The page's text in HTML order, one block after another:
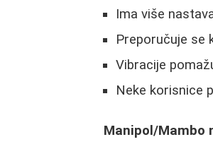
Ima više
Preporučuje se
Vibracije
Neke korisnice
Manipol/Mambo